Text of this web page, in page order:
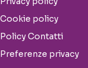
Cookie policy
Policy Contatti
Preferenze privacy